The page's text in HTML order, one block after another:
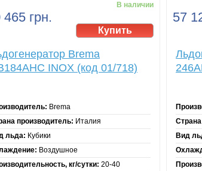
465 грн.
В наличии
Brema
INOX (код 01/718)
Brema
производитель: Италия
льда: Кубики
Воздушное
кг/сутки: 20-40
57
Вид